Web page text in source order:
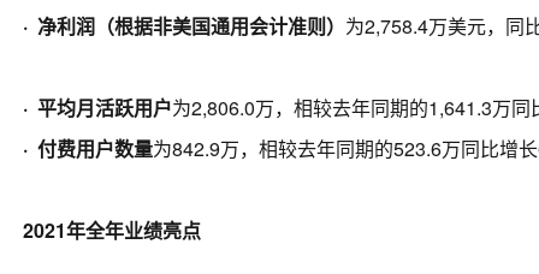
· 净利润（根据非美国通用会计准则） 为2,758.4万美元，同
· 平均月活跃用户为2,806.0万，相较去年同期的1,641.3万同
· 付费用户数量为842.9万，相较去年同期的523.6万同比增
2021年全年业绩亮点